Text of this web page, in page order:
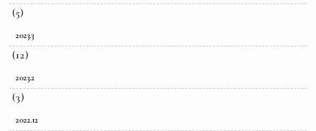
(5)
2023.3
(12)
2023.2
(3)
2022.12